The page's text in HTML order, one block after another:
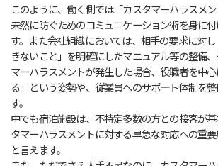
このように、働く側では「カスタマーハラスメン
未然に防ぐためのコミュニケーション術を身に
す。また会社組織においては、相手の要求に対
きないこと」を明確にしたマニュアル等の整備
マーハラスメントが発生した場合、役職者を中
る」という姿勢や、従業員へのサポ―ト体制を
す。
中でも宿泊施設は、不特定多数の方との接客が
タマーハラスメントに対する早急な対応への重
と言えます。